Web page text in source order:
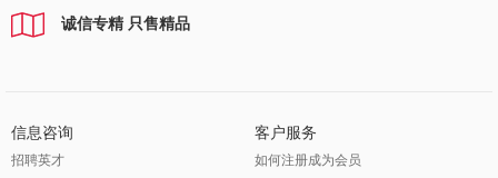
诚信专精 只售精品
信息咨询
招聘英才
客户服务
如何注册成为会员